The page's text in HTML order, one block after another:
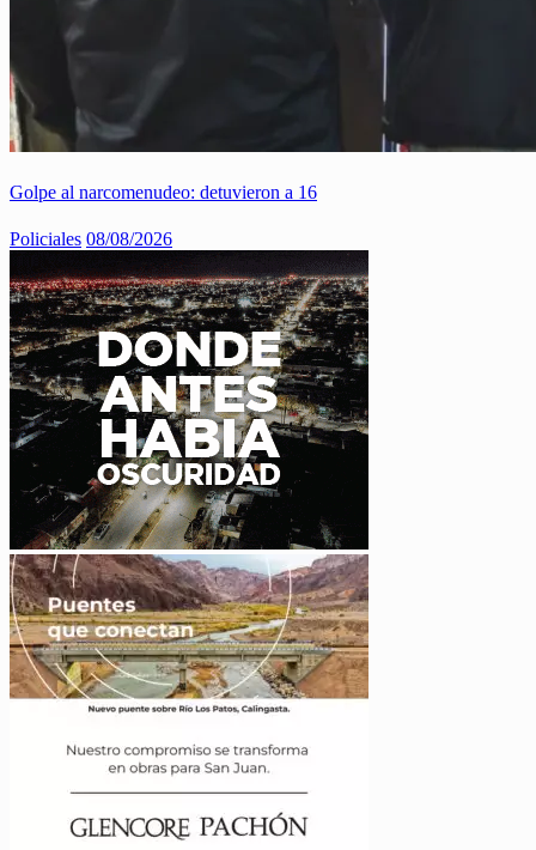
Golpe al narcomenudeo: detuvieron a 16
Policiales 08/08/2026